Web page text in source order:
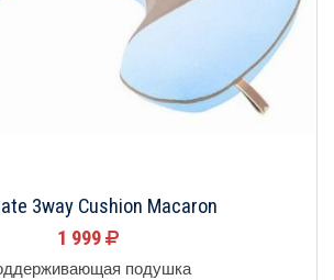
3way Cushion Macaron
1 999
подушка